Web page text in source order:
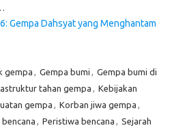
Gempa Dahsyat yang Menghantam
gempa , Gempa bumi , Gempa bumi di
tahan gempa , Kebijakan
gempa , Korban jiwa gempa ,
, Peristiwa bencana , Sejarah